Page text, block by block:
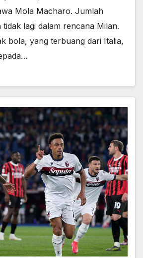
Mola Macharo. Jumlah
lagi dalam rencana Milan.
bola, yang terbuang dari Italia,